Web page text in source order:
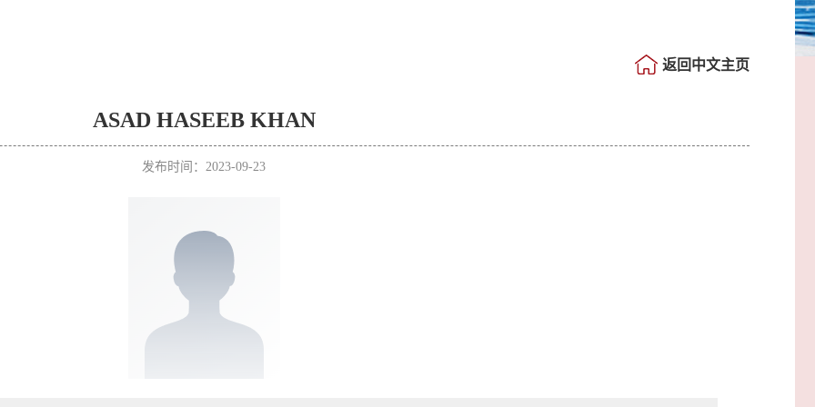
返回中文主页
ASAD HASEEB KHAN
发布时间：2023-09-23